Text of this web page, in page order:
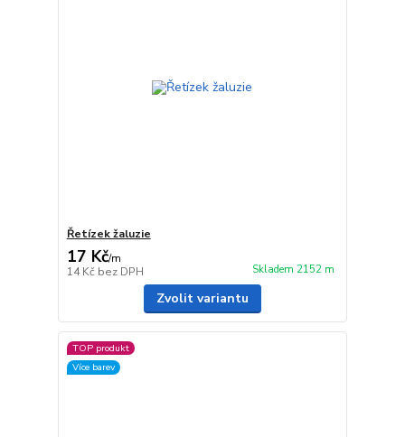
Řetízek žaluzie
17 Kč/m
14 Kč bez DPH Skladem 2152 m
Zvolit variantu
TOP produkt
Více barev